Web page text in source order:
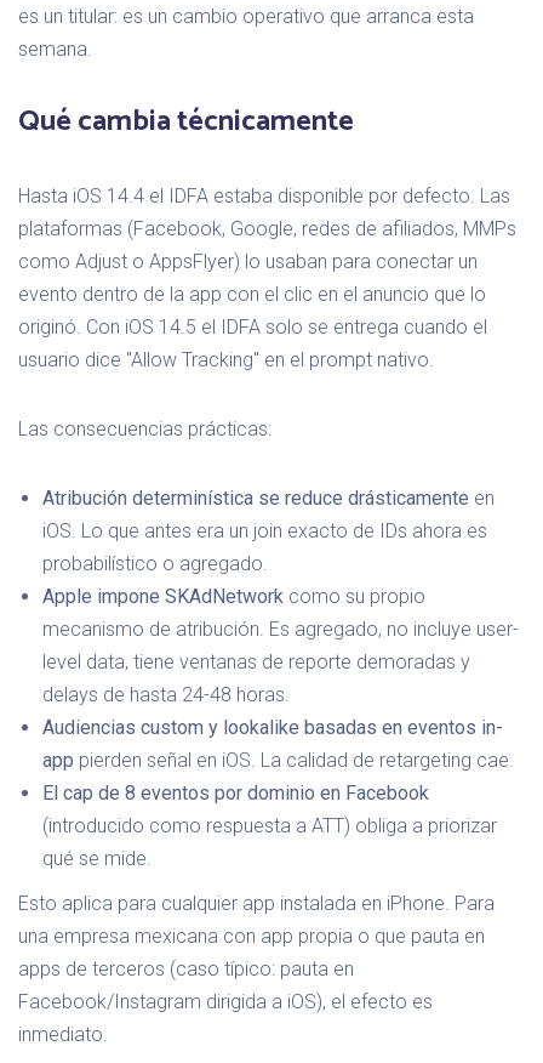
es un titular: es un cambio operativo que arranca esta
semana.
Qué cambia técnicamente
Hasta iOS 14.4 el IDFA estaba disponible por defecto. Las
plataformas (Facebook, Google, redes de afiliados, MMPs
como Adjust o AppsFlyer) lo usaban para conectar un
evento dentro de la app con el clic en el anuncio que lo
originó. Con iOS 14.5 el IDFA solo se entrega cuando el
usuario dice "Allow Tracking" en el prompt nativo.
Las consecuencias prácticas:
Atribución determinística se reduce drásticamente en
iOS. Lo que antes era un join exacto de IDs ahora es
probabilístico o agregado.
Apple impone SKAdNetwork como su propio
mecanismo de atribución. Es agregado, no incluye user-
level data, tiene ventanas de reporte demoradas y
delays de hasta 24-48 horas.
Audiencias custom y lookalike basadas en eventos in-
app pierden señal en iOS. La calidad de retargeting cae.
El cap de 8 eventos por dominio en Facebook
(introducido como respuesta a ATT) obliga a priorizar
qué se mide.
Esto aplica para cualquier app instalada en iPhone. Para
una empresa mexicana con app propia o que pauta en
apps de terceros (caso típico: pauta en
Facebook/Instagram dirigida a iOS), el efecto es
inmediato.